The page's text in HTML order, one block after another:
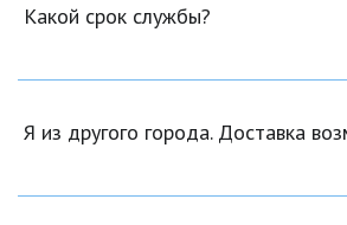
Какой срок службы?
Я из другого города. Доставка